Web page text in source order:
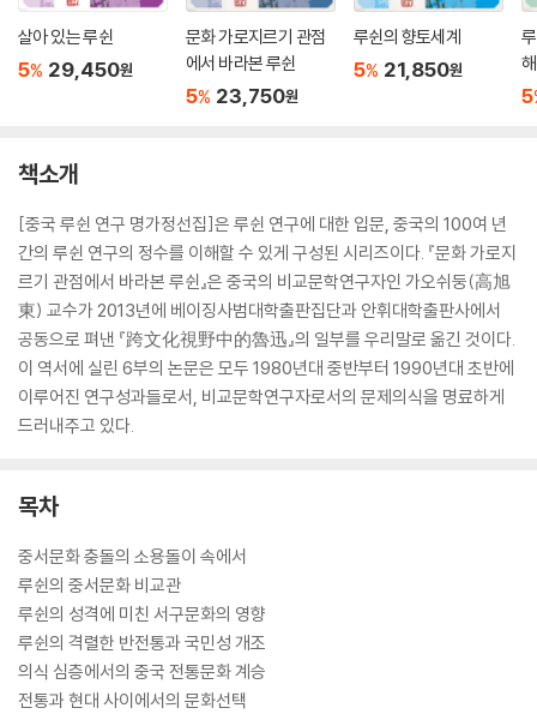
살아 있는 루쉰
5% 29,450원
문화 가로지르기 관점
에서 바라본 루쉰
5% 23,750원
루쉰의 향토세계
5% 21,850원
5
책소개
[중국 루쉰 연구 명가정선집]은 루쉰 연구에 대한 입문, 중국의 100여 년
간의 루쉰 연구의 정수를 이해할 수 있게 구성된 시리즈이다. 『문화 가로지
르기 관점에서 바라본 루쉰』은 중국의 비교문학연구자인 가오쉬둥(高旭
東) 교수가 2013년에 베이징사범대학출판집단과 안휘대학출판사에서
공동으로 펴낸 『跨文化視野中的魯迅』의 일부를 우리말로 옮긴 것이다.
이 역서에 실린 6부의 논문은 모두 1980년대 중반부터 1990년대 초반에
이루어진 연구성과들로서, 비교문학연구자로서의 문제의식을 명료하게
드러내주고 있다.
목차
중서문화 충돌의 소용돌이 속에서
루쉰의 중서문화 비교관
루쉰의 성격에 미친 서구문화의 영향
루쉰의 격렬한 반전통과 국민성 개조
의식 심층에서의 중국 전통문화 계승
전통과 현대 사이에서의 문화선택